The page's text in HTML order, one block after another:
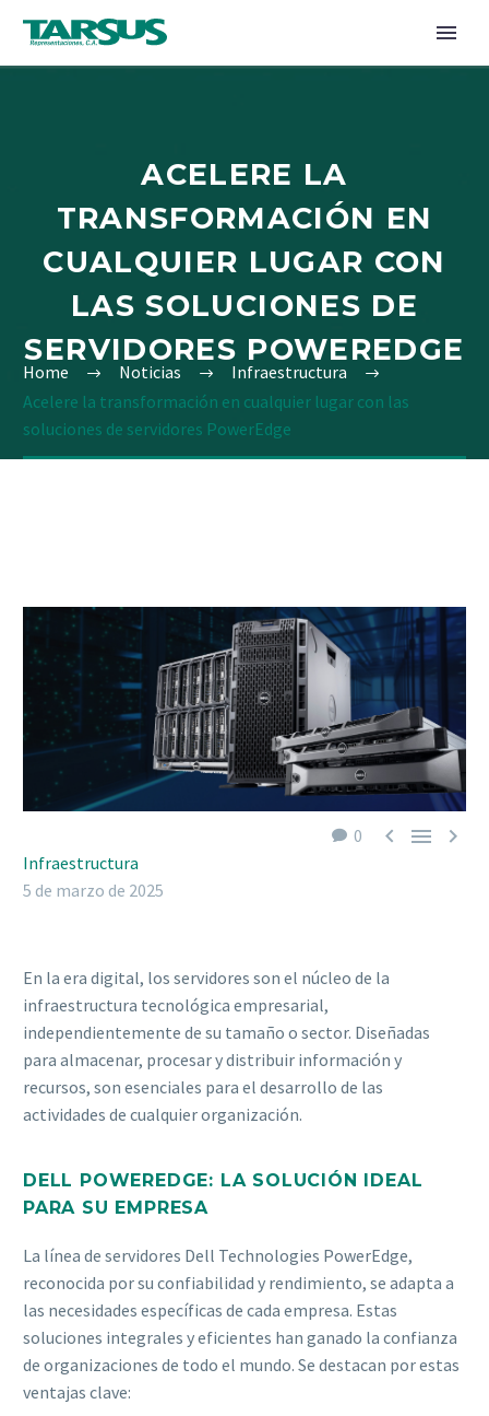
ACELERE LA
TRANSFORMACIÓN EN
CUALQUIER LUGAR CON
LAS SOLUCIONES DE
SERVIDORES POWEREDGE
Home Noticias
Infraestructura
Acelere la transformación en cualquier lugar con las
soluciones de servidores PowerEdge
0   
Infraestructura
5 de marzo de 2025
En la era digital, los servidores son el núcleo de la
infraestructura tecnológica empresarial,
independientemente de su tamaño o sector. Diseñadas
para almacenar, procesar y distribuir información y
recursos, son esenciales para el desarrollo de las
actividades de cualquier organización.
DELL POWEREDGE: LA SOLUCIÓN IDEAL
PARA SU EMPRESA
La línea de servidores Dell Technologies PowerEdge,
reconocida por su confiabilidad y rendimiento, se adapta a
las necesidades específicas de cada empresa. Estas
soluciones integrales y eficientes han ganado la confianza
de organizaciones de todo el mundo. Se destacan por estas
ventajas clave: